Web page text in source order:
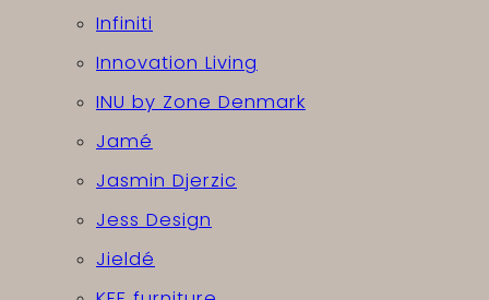
Infiniti
Innovation Living
INU by Zone Denmark
Jamé
Jasmin Djerzic
Jess Design
Jieldé